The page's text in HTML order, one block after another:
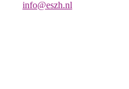
info@eszh.nl